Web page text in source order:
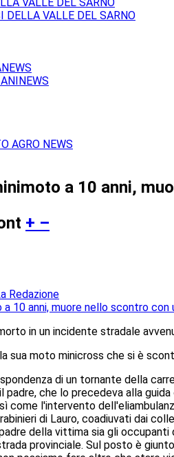
DELLA VALLE DEL SARNO
AGRO NEWS
a 10 anni,
+ –
Redazione
in un incidente stradale
sua moto minicross che si è
di un tornante della
padre, che lo precedeva alla
come l'intervento
di Lauro, coadiuvati dai
della vittima sia gli
provinciale. Sul posto è